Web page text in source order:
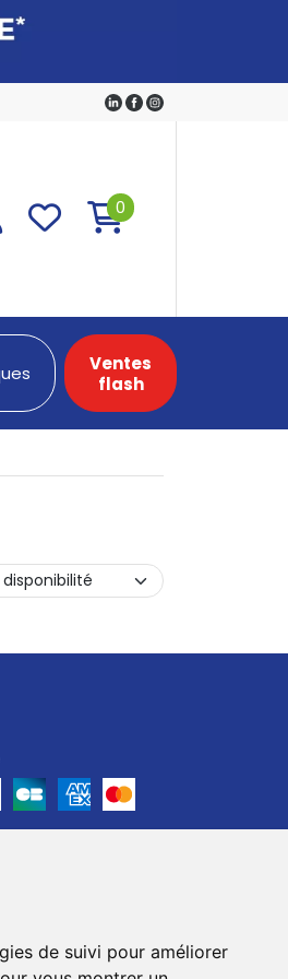
de suivi pour améliorer
0
Ventes
flash
Relais